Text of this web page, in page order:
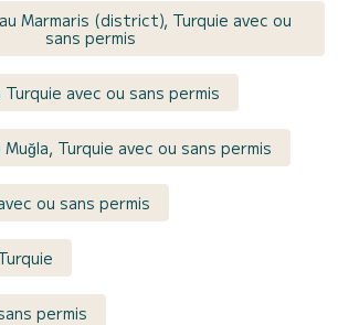
Marmaris (district), Turquie avec ou
sans permis
avec ou sans permis
Turquie avec ou sans permis
ou sans permis
permis